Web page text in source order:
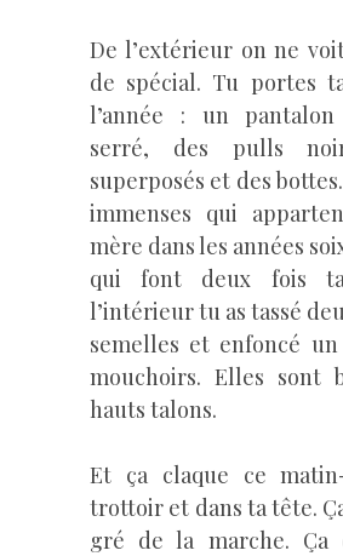
De l’extérieur on ne
de spécial. Tu portes
l’année : un
serré, des pulls
superposés et des
immenses qui
mère dans les années
qui font deux fois
l’intérieur tu as tassé
semelles et enfoncé
mouchoirs. Elles sont
hauts talons.
Et ça claque ce
trottoir et dans ta tête.
gré de la marche. Ça